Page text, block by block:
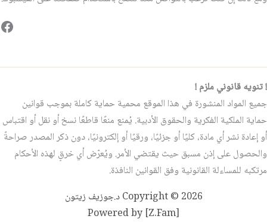
! تنويه قانوني ملزم !
جميع المواد المنشورة في هذا الموقع محمية حماية كاملة بموجب قوانين
حماية الملكية الفكرية والحقوق الأدبية. يُمنع منعًا قاطعًا نسخ أو نقل أو اقتباس
أو إعادة نشر أي مادة، كليًا أو جزئيًا، ورقيًا أو إلكترونيًا، دون ذكر المصدر صراحةً
والحصول على إذن مسبق حيث يقتضي الأمر. ويُعرّض أي خرقٍ لهذه الأحكام
مرتكبه للمساءلة القانونية وفق القوانين النافذة.
Copyright © 2026 د.جوزيف زيتون
Powered by [Z.Fam]